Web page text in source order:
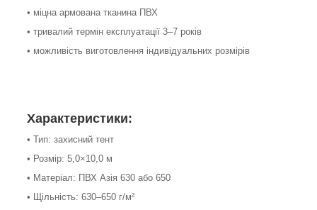
• міцна армована тканина ПВХ
• тривалий термін експлуатації 3–7 років
• можливість виготовлення індивідуальних розмірів
Характеристики:
• Тип: захисний тент
• Розмір: 5,0×10,0 м
• Матеріал: ПВХ Азія 630 або 650
• Щільність: 630–650 г/м²